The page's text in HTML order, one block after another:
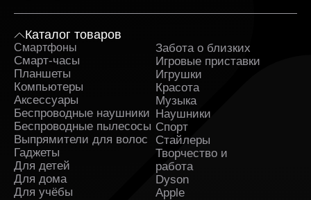
Каталог товаров
Смартфоны
Смарт-часы
Планшеты
Компьютеры
Аксессуары
Беспроводные наушники
Беспроводные пылесосы
Выпрямители для волос
Гаджеты
Для детей
Для дома
Для учёбы
Забота о близких
Игровые приставки
Игрушки
Красота
Музыка
Наушники
Спорт
Стайлеры
Творчество и
работа
Dyson
Apple